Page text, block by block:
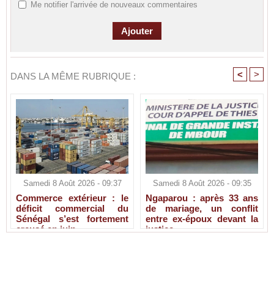
Me notifier l'arrivée de nouveaux commentaires
DANS LA MÊME RUBRIQUE : < >
Samedi 8 Août 2026 - 09:37
Commerce extérieur : le
déficit commercial du
Sénégal s’est fortement
creusé en juin
Samedi 8 Août 2026 - 09:35
Ngaparou : après 33 ans
de mariage, un conflit
entre ex-époux devant la
justice